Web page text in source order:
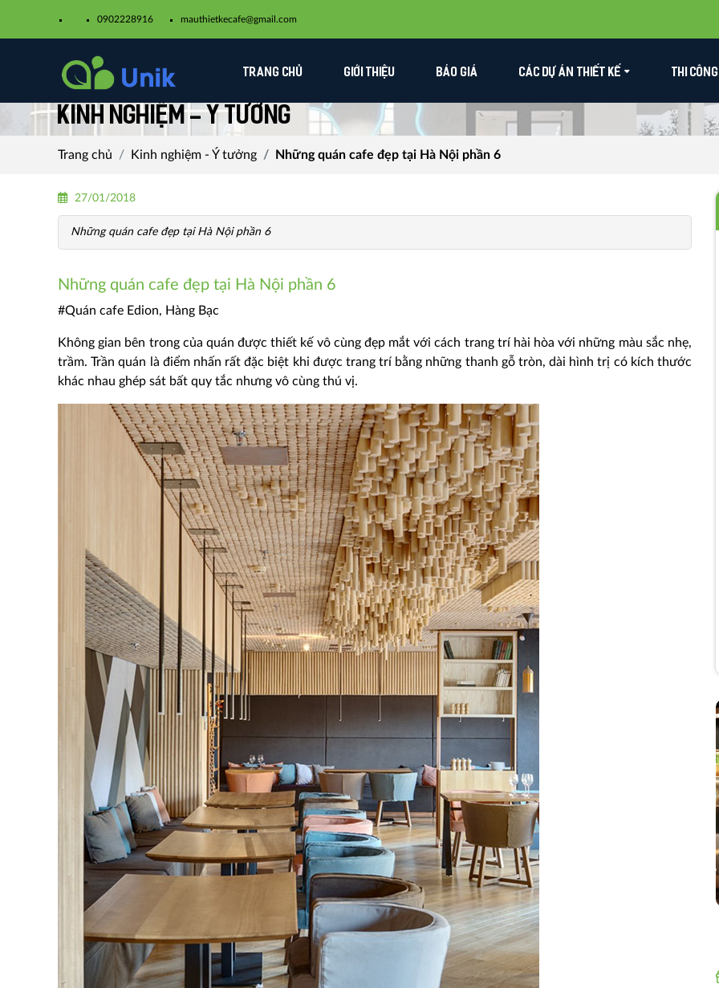
0902228916 mauthietkecafe@gmail.com​
TRANG CHỦ GIỚI THIỆU BÁO GIÁ CÁC DỰ ÁN THIẾT KẾ THI CÔNG
Kinh nghiệm - Ý tưởng
Trang chủ Kinh nghiệm - Ý tưởng Những quán cafe đẹp tại Hà Nội phần 6
27/01/2018
Những quán cafe đẹp tại Hà Nội phần 6
Những quán cafe đẹp tại Hà Nội phần 6
#Quán cafe Edion, Hàng Bạc
Không gian bên trong của quán được thiết kế vô cùng đẹp mắt với cách trang trí hài hòa với những màu sắc nhẹ,
trầm. Trần quán là điểm nhấn rất đặc biệt khi được trang trí bằng những thanh gỗ tròn, dài hình trị có kích thước
khác nhau ghép sát bất quy tắc nhưng vô cùng thú vị.